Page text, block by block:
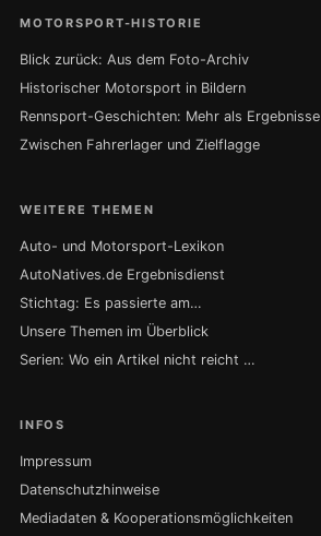
MOTORSPORT-HISTORIE
Blick zurück: Aus dem Foto-Archiv
Historischer Motorsport in Bildern
Rennsport-Geschichten: Mehr als Ergebnisse
Zwischen Fahrerlager und Zielflagge
WEITERE THEMEN
Auto- und Motorsport-Lexikon
AutoNatives.de Ergebnisdienst
Stichtag: Es passierte am…
Unsere Themen im Überblick
Serien: Wo ein Artikel nicht reicht …
INFOS
Impressum
Datenschutzhinweise
Mediadaten & Kooperationsmöglichkeiten